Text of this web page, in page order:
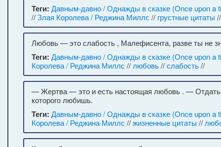
Теги: Давным-давно / Однажды в сказке (Once upon a
//Злая Королева / Реджина Миллс // грустные цитаты //
Любовь — это слабость , Малефисента, разве ты не
Теги: Давным-давно / Однажды в сказке (Once upon a
Королева / Реджина Миллс // любовь//слабость//
— Жертва — это и есть настоящая любовь . — Отдать
которого любишь.
Теги: Давным-давно / Однажды в сказке (Once upon a
Королева / Реджина Миллс //жизненные цитаты //